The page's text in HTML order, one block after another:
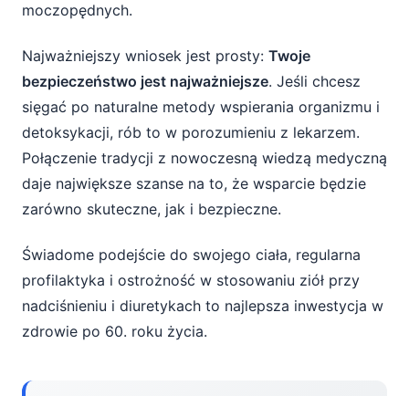
moczopędnych.
Najważniejszy wniosek jest prosty: Twoje
bezpieczeństwo jest najważniejsze. Jeśli chcesz
sięgać po naturalne metody wspierania organizmu i
detoksykacji, rób to w porozumieniu z lekarzem.
Połączenie tradycji z nowoczesną wiedzą medyczną
daje największe szanse na to, że wsparcie będzie
zarówno skuteczne, jak i bezpieczne.
Świadome podejście do swojego ciała, regularna
profilaktyka i ostrożność w stosowaniu ziół przy
nadciśnieniu i diuretykach to najlepsza inwestycja w
zdrowie po 60. roku życia.